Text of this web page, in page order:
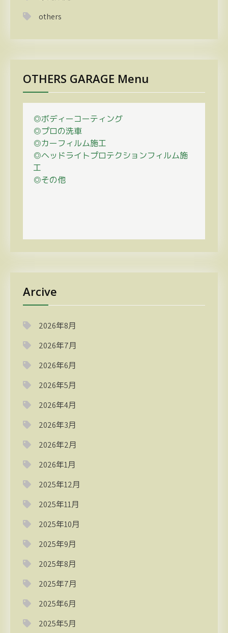
others
OTHERS GARAGE Menu
◎ボディーコーティング
◎プロの洗車
◎カーフィルム施工
◎ヘッドライトプロテクションフィルム施
工
◎その他
Arcive
2026年8月
2026年7月
2026年6月
2026年5月
2026年4月
2026年3月
2026年2月
2026年1月
2025年12月
2025年11月
2025年10月
2025年9月
2025年8月
2025年7月
2025年6月
2025年5月